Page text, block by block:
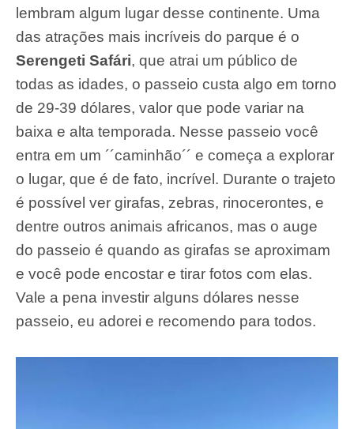
lembram algum lugar desse continente. Uma
das atrações mais incríveis do parque é o
Serengeti Safári, que atrai um público de
todas as idades, o passeio custa algo em torno
de 29-39 dólares, valor que pode variar na
baixa e alta temporada. Nesse passeio você
entra em um ´´caminhão´´ e começa a explorar
o lugar, que é de fato, incrível. Durante o trajeto
é possível ver girafas, zebras, rinocerontes, e
dentre outros animais africanos, mas o auge
do passeio é quando as girafas se aproximam
e você pode encostar e tirar fotos com elas.
Vale a pena investir alguns dólares nesse
passeio, eu adorei e recomendo para todos.